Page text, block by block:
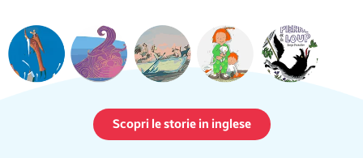
Scopri le storie in inglese